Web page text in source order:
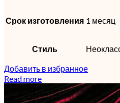
Срок изготовления 1 месяц
Стиль
Добавить в избранное
Read more